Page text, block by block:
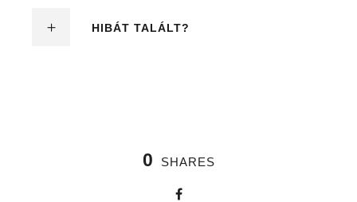
HIBÁT TALÁLT?
0 SHARES